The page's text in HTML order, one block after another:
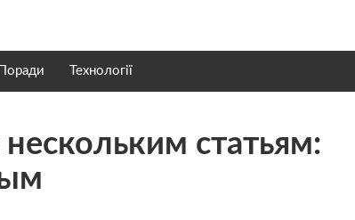
Поради Технології
статьям: